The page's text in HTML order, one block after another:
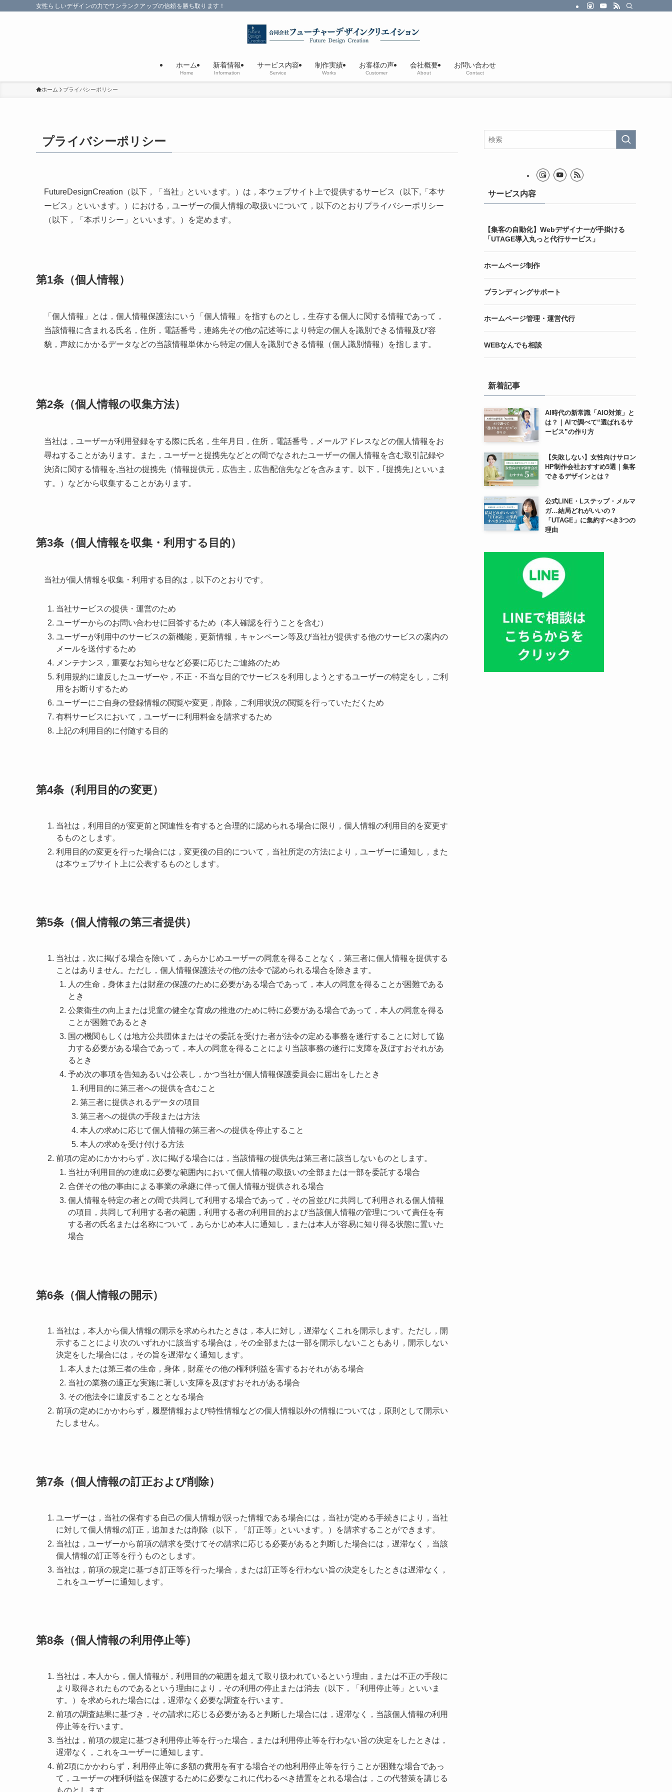
女性らしいデザインの力でワンランクアップの信頼を勝ち取ります！
ホーム
Home
新着情報
Information
サービス内容
Service
制作実績
Works
お客様の声
Customer
会社概要
About
お問い合わせ
Contact
ホーム プライバシーポリシー
プライバシーポリシー
FutureDesignCreation（以下，「当社」といいます。）は，本ウェブサイト上で提供するサービス（以下,「本サ
ービス」といいます。）における，ユーザーの個人情報の取扱いについて，以下のとおりプライバシーポリシー
（以下，「本ポリシー」といいます。）を定めます。
第1条（個人情報）
「個人情報」とは，個人情報保護法にいう「個人情報」を指すものとし，生存する個人に関する情報であって，
当該情報に含まれる氏名，住所，電話番号，連絡先その他の記述等により特定の個人を識別できる情報及び容
貌，声紋にかかるデータなどの当該情報単体から特定の個人を識別できる情報（個人識別情報）を指します。
第2条（個人情報の収集方法）
当社は，ユーザーが利用登録をする際に氏名，生年月日，住所，電話番号，メールアドレスなどの個人情報をお
尋ねすることがあります。また，ユーザーと提携先などとの間でなされたユーザーの個人情報を含む取引記録や
決済に関する情報を,当社の提携先（情報提供元，広告主，広告配信先などを含みます。以下，｢提携先｣といいま
す。）などから収集することがあります。
第3条（個人情報を収集・利用する目的）
当社が個人情報を収集・利用する目的は，以下のとおりです。
当社サービスの提供・運営のため
ユーザーからのお問い合わせに回答するため（本人確認を行うことを含む）
ユーザーが利用中のサービスの新機能，更新情報，キャンペーン等及び当社が提供する他のサービスの案内の
メールを送付するため
メンテナンス，重要なお知らせなど必要に応じたご連絡のため
利用規約に違反したユーザーや，不正・不当な目的でサービスを利用しようとするユーザーの特定をし，ご利
用をお断りするため
ユーザーにご自身の登録情報の閲覧や変更，削除，ご利用状況の閲覧を行っていただくため
有料サービスにおいて，ユーザーに利用料金を請求するため
上記の利用目的に付随する目的
第4条（利用目的の変更）
当社は，利用目的が変更前と関連性を有すると合理的に認められる場合に限り，個人情報の利用目的を変更す
るものとします。
利用目的の変更を行った場合には，変更後の目的について，当社所定の方法により，ユーザーに通知し，また
は本ウェブサイト上に公表するものとします。
第5条（個人情報の第三者提供）
当社は，次に掲げる場合を除いて，あらかじめユーザーの同意を得ることなく，第三者に個人情報を提供する
ことはありません。ただし，個人情報保護法その他の法令で認められる場合を除きます。
人の生命，身体または財産の保護のために必要がある場合であって，本人の同意を得ることが困難である
とき
公衆衛生の向上または児童の健全な育成の推進のために特に必要がある場合であって，本人の同意を得る
ことが困難であるとき
国の機関もしくは地方公共団体またはその委託を受けた者が法令の定める事務を遂行することに対して協
力する必要がある場合であって，本人の同意を得ることにより当該事務の遂行に支障を及ぼすおそれがあ
るとき
予め次の事項を告知あるいは公表し，かつ当社が個人情報保護委員会に届出をしたとき
利用目的に第三者への提供を含むこと
第三者に提供されるデータの項目
第三者への提供の手段または方法
本人の求めに応じて個人情報の第三者への提供を停止すること
本人の求めを受け付ける方法
前項の定めにかかわらず，次に掲げる場合には，当該情報の提供先は第三者に該当しないものとします。
当社が利用目的の達成に必要な範囲内において個人情報の取扱いの全部または一部を委託する場合
合併その他の事由による事業の承継に伴って個人情報が提供される場合
個人情報を特定の者との間で共同して利用する場合であって，その旨並びに共同して利用される個人情報
の項目，共同して利用する者の範囲，利用する者の利用目的および当該個人情報の管理について責任を有
する者の氏名または名称について，あらかじめ本人に通知し，または本人が容易に知り得る状態に置いた
場合
第6条（個人情報の開示）
当社は，本人から個人情報の開示を求められたときは，本人に対し，遅滞なくこれを開示します。ただし，開
示することにより次のいずれかに該当する場合は，その全部または一部を開示しないこともあり，開示しない
決定をした場合には，その旨を遅滞なく通知します。
本人または第三者の生命，身体，財産その他の権利利益を害するおそれがある場合
当社の業務の適正な実施に著しい支障を及ぼすおそれがある場合
その他法令に違反することとなる場合
前項の定めにかかわらず，履歴情報および特性情報などの個人情報以外の情報については，原則として開示い
たしません。
第7条（個人情報の訂正および削除）
ユーザーは，当社の保有する自己の個人情報が誤った情報である場合には，当社が定める手続きにより，当社
に対して個人情報の訂正，追加または削除（以下，「訂正等」といいます。）を請求することができます。
当社は，ユーザーから前項の請求を受けてその請求に応じる必要があると判断した場合には，遅滞なく，当該
個人情報の訂正等を行うものとします。
当社は，前項の規定に基づき訂正等を行った場合，または訂正等を行わない旨の決定をしたときは遅滞なく，
これをユーザーに通知します。
第8条（個人情報の利用停止等）
当社は，本人から，個人情報が，利用目的の範囲を超えて取り扱われているという理由，または不正の手段に
より取得されたものであるという理由により，その利用の停止または消去（以下，「利用停止等」といいま
す。）を求められた場合には，遅滞なく必要な調査を行います。
前項の調査結果に基づき，その請求に応じる必要があると判断した場合には，遅滞なく，当該個人情報の利用
停止等を行います。
当社は，前項の規定に基づき利用停止等を行った場合，または利用停止等を行わない旨の決定をしたときは，
遅滞なく，これをユーザーに通知します。
前2項にかかわらず，利用停止等に多額の費用を有する場合その他利用停止等を行うことが困難な場合であっ
て，ユーザーの権利利益を保護するために必要なこれに代わるべき措置をとれる場合は，この代替策を講じる
サービス内容
【集客の自動化】Webデザイナーが手掛ける
「UTAGE導入丸っと代行サービス」
ホームページ制作
ブランディングサポート
ホームページ管理・運営代行
WEBなんでも相談
新着記事
AI時代の新常識「AIO対策」と
は？｜AIで調べて“選ばれるサ
ービス”の作り方
【失敗しない】女性向けサロン
HP制作会社おすすめ5選｜集客
できるデザインとは？
公式LINE・Lステップ・メルマ
ガ…結局どれがいいの？
「UTAGE」に集約すべき3つの
理由